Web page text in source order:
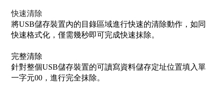
快速清除
將USB儲存裝置內的目錄區域進行快速的清除動作，如同
快速格式化，僅需幾秒即可完成快速抹除。
完整清除
針對整個USB儲存裝置的可讀寫資料儲存定址位置填入單
一字元00，進行完全抹除。